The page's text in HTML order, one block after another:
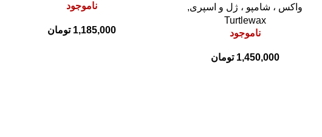
واکس ، شامپو ، ژل و اسپری,
Turtlewax
ناموجود
1,450,000 تومان
ناموجود
1,185,000 تومان